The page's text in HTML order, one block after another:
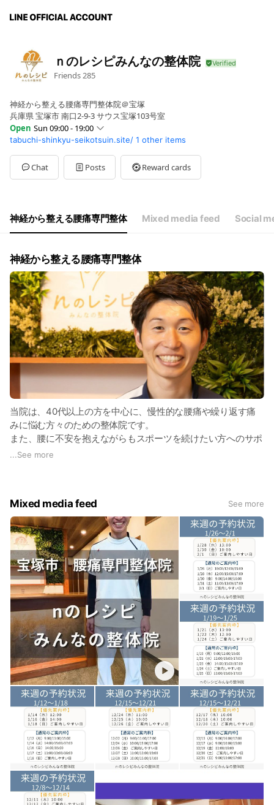
ｎのレシピみんなの整体院
Friends 285
神経から整える腰痛専門整体院＠宝塚
兵庫県 宝塚市 南口2-9-3 サウス宝塚103号室
Open Sun 09:00 - 19:00
Sun09:00 - 19:00
Mon09:00 - 19:00
TueClosed
Wed09:00 - 19:00
Sat09:00 - 19:00
tabuchi-shinkyu-seikotsuin.site/ 1 other items
Chat Posts Reward cards
神経から整える腰痛専門整体 Mixed media feed Social
神経から整える腰痛専門整体
当院は、40代以上の方を中心に、慢性的な腰痛や繰り返す痛
みに悩む方々のための整体院です。
また、腰に不安を抱えながらもスポーツを続けたい方へのサポ
ートも行っております。
当院では、一般的なマッサージや一時的な対処療法ではなく、
根本からの改善を目指した施術を提供しています。
☆神経整体による施術
痛みの原因は「神経の働きの乱れ」によることが多いと考え、
筋肉や関節だけでなく、神経のバランスを整える施術を行いま
す。
☆国家資格を持つ施術者が担当
施術は、専門知識を持った施術者が行います。
身体の構造を深く理解したうえで、最適な施術をご提案しま
す。
☆再発しにくい身体づくりをサポート
施術後のケアや、日常生活での注意点をアドバイス。痛みを取
り除くだけでなく、長く健康な身体を維持できるようサポート
します。
◎ 長年の腰痛に悩まされている方
◎ 何度も治療を受けても改善しない方
◎ 腰の痛みで日常生活に支障が出ている方
◎ 腰痛を抱えながらもスポーツを続けたい方
「もう治らない」とあきらめる前に、ぜひ当院にご相談くださ
い。
あなたの身体に合った施術で、快適な毎日を取り戻すお手伝い
をいたします。
...See more
Mixed media feed See more